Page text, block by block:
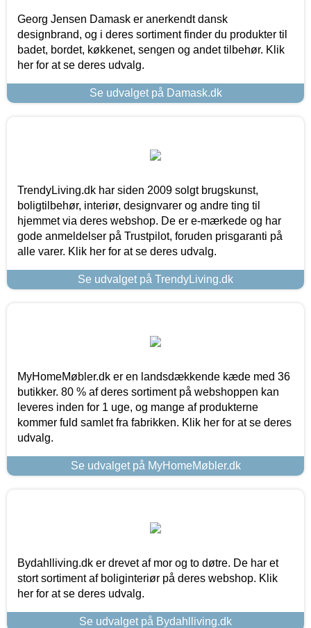
Georg Jensen Damask er anerkendt dansk
designbrand, og i deres sortiment finder du produkter til
badet, bordet, køkkenet, sengen og andet tilbehør. Klik
her for at se deres udvalg.
Se udvalget på Damask.dk
TrendyLiving.dk har siden 2009 solgt brugskunst,
boligtilbehør, interiør, designvarer og andre ting til
hjemmet via deres webshop. De er e-mærkede og har
gode anmeldelser på Trustpilot, foruden prisgaranti på
alle varer. Klik her for at se deres udvalg.
Se udvalget på TrendyLiving.dk
MyHomeMøbler.dk er en landsdækkende kæde med 36
butikker. 80 % af deres sortiment på webshoppen kan
leveres inden for 1 uge, og mange af produkterne
kommer fuld samlet fra fabrikken. Klik her for at se deres
udvalg.
Se udvalget på MyHomeMøbler.dk
Bydahlliving.dk er drevet af mor og to døtre. De har et
stort sortiment af boliginteriør på deres webshop. Klik
her for at se deres udvalg.
Se udvalget på Bydahlliving.dk